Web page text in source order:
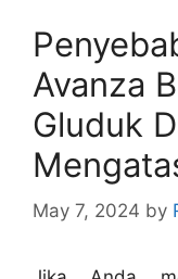
Avanza
Gluduk
May 7, 2024 by